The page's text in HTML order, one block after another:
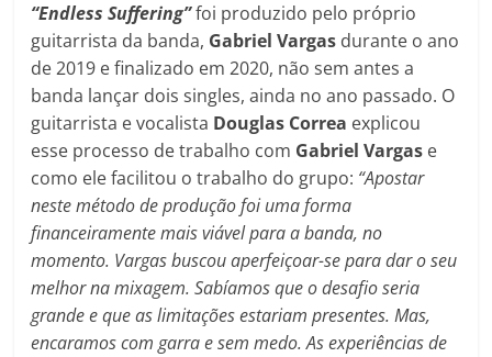
“Endless Suffering”foi produzido pelo próprio
guitarrista da banda, Gabriel Vargas durante o ano
de 2019 e finalizado em 2020, não sem antes a
banda lançar dois singles, ainda no ano passado. O
guitarrista e vocalista Douglas Correa explicou
esse processo de trabalho com Gabriel Vargas e
como ele facilitou o trabalho do grupo: “Apostar
neste método de produção foi uma forma
financeiramente mais viável para a banda, no
momento. Vargas buscou aperfeiçoar-se para dar o seu
melhor na mixagem. Sabíamos que o desafio seria
grande e que as limitações estariam presentes. Mas,
encaramos com garra e sem medo. As experiências de